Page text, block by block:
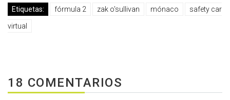
Etiquetas: fórmula 2 zak o'sullivan mónaco safety car
virtual
18 COMENTARIOS